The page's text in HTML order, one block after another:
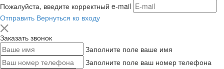
Пожалуйста, введите корректный e-mail
Отправить Вернуться ко входу
Заказать звонок
Заполните поле ваше имя
Заполните поле ваш номер телефона